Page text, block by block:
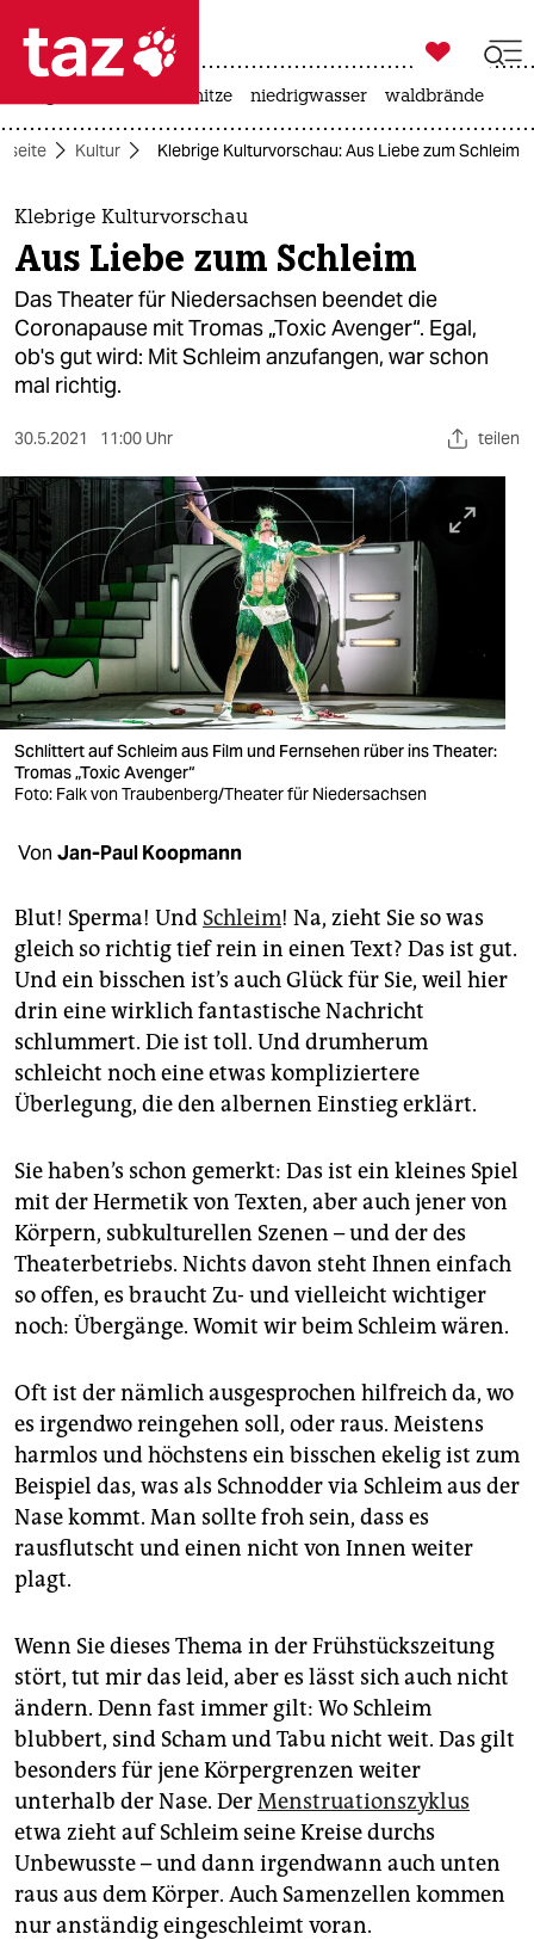
 taz zahl ich
taz zahl ich
themen
politik
öko
gesellschaft
kultur
sport
berlin
nord
wahrheit
verlag
verlag
veranstaltungen
unterstützen
abo
genossenschaft
epaper login

taz zahl ich
hitze niedrigwasser waldbrände
Kultur Klebrige Kulturvorschau: Aus Liebe zum Schleim
Klebrige Kulturvorschau
Aus Liebe zum Schleim
Das Theater für Niedersachsen beendet die
Coronapause mit Tromas „Toxic Avenger“. Egal,
ob's gut wird: Mit Schleim anzufangen, war schon
mal richtig.
30.5.2021 11:00 Uhr teilen
Schlittert auf Schleim aus Film und Fernsehen rüber ins Theater:
Tromas „Toxic Avenger“
Foto: Falk von Traubenberg/Theater für Niedersachsen
Von Jan-Paul Koopmann
Blut! Sperma! Und Schleim! Na, zieht Sie so was
gleich so richtig tief rein in einen Text? Das ist gut.
Und ein bisschen ist’s auch Glück für Sie, weil hier
drin eine wirklich fantastische Nachricht
schlummert. Die ist toll. Und drumherum
schleicht noch eine etwas kompliziertere
Überlegung, die den albernen Einstieg erklärt.
Sie haben’s schon gemerkt: Das ist ein kleines Spiel
mit der Hermetik von Texten, aber auch jener von
Körpern, subkulturellen Szenen – und der des
Theaterbetriebs. Nichts davon steht Ihnen einfach
so offen, es braucht Zu- und vielleicht wichtiger
noch: Übergänge. Womit wir beim Schleim wären.
Oft ist der nämlich ausgesprochen hilfreich da, wo
es irgendwo reingehen soll, oder raus. Meistens
harmlos und höchstens ein bisschen ekelig ist zum
Beispiel das, was als Schnodder via Schleim aus der
Nase kommt. Man sollte froh sein, dass es
rausflutscht und einen nicht von Innen weiter
plagt.
Wenn Sie dieses Thema in der Frühstückszeitung
stört, tut mir das leid, aber es lässt sich auch nicht
ändern. Denn fast immer gilt: Wo Schleim
blubbert, sind Scham und Tabu nicht weit. Das gilt
besonders für jene Körpergrenzen weiter
unterhalb der Nase. DerMenstruationszyklus
etwa zieht auf Schleim seine Kreise durchs
Unbewusste – und dann irgendwann auch unten
raus aus dem Körper. Auch Samenzellen kommen
nur anständig eingeschleimt voran.